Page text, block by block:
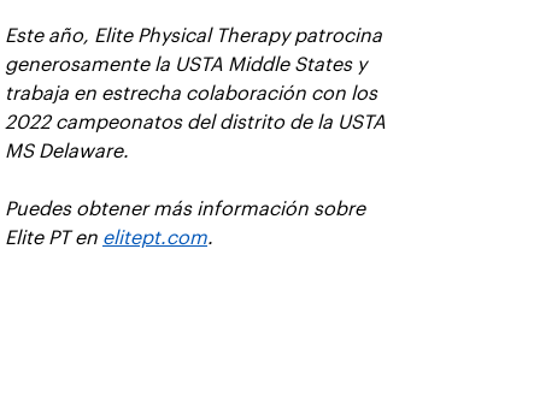
Este año, Elite Physical Therapy patrocina
generosamente la USTA Middle States y
trabaja en estrecha colaboración con los
2022 campeonatos del distrito de la USTA
MS Delaware.
Puedes obtener más información sobre
Elite PT en elitept.com.